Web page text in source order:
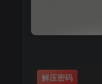
解压密码